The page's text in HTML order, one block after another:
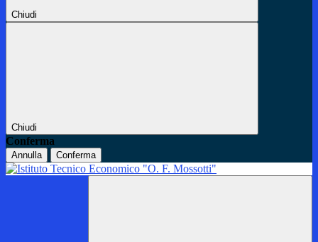
Chiudi
Chiudi
Conferma
Annulla Conferma